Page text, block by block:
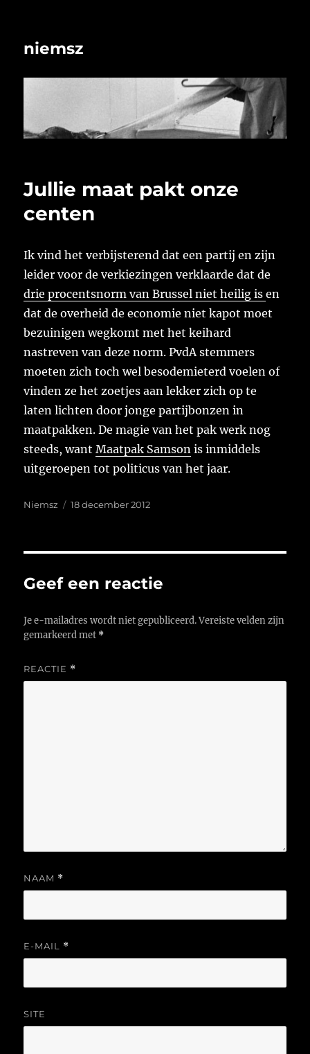
niemsz
Jullie maat pakt onze
centen
Ik vind het verbijsterend dat een partij en zijn
leider voor de verkiezingen verklaarde dat de
drie procentsnorm van Brussel niet heilig isen
dat de overheid de economie niet kapot moet
bezuinigen wegkomt met het keihard
nastreven van deze norm. PvdA stemmers
moeten zich toch wel besodemieterd voelen of
vinden ze het zoetjes aan lekker zich op te
laten lichten door jonge partijbonzen in
maatpakken. De magie van het pak werk nog
steeds, wantMaatpak Samson is inmiddels
uitgeroepen tot politicus van het jaar.
Auteur
Niemsz
Geplaatst
18 december 2012
Geef een reactie
Je e-mailadres wordt niet gepubliceerd. Vereiste velden zijn
gemarkeerd met *
REACTIE *
NAAM *
E-MAIL *
SITE